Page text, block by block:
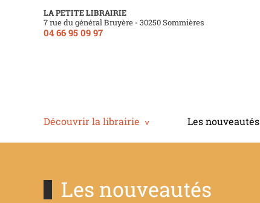
LA PETITE LIBRAIRIE
7 rue du général Bruyère - 30250 Sommières
04 66 95 09 97
Découvrir la librairie Les nouveautés
Les nouveautés